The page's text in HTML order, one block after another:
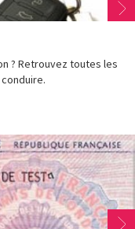
? Retrouvez toutes les